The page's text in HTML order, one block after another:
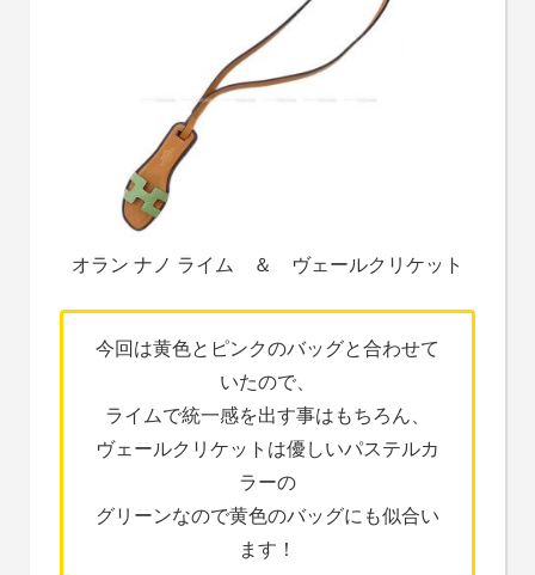
オラン ナノ ライム ＆ ヴェールクリケット
今回は黄色とピンクのバッグと合わせて
いたので、
ライムで統一感を出す事はもちろん、
ヴェールクリケットは優しいパステルカ
ラーの
グリーンなので黄色のバッグにも似合い
ます！